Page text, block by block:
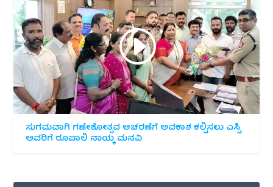
ಸುಗಮವಾಗಿ ಗಣೇಶೋತ್ಸವ ಆಚರಣೆಗೆ ಅವಕಾಶ ಕಲ್ಪಿಸಲು ಎಸ್ಪಿ
ಅವರಿಗೆ ರೂಪಾಲಿ ನಾಯ್ಕ ಮನವಿ